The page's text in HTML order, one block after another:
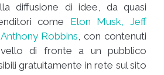
diffusione di idee, da quasi
come Elon Musk,
Jeff
Anthony Robbins , con contenuti
di fronte a un pubblico
gratuitamente in rete sul sito